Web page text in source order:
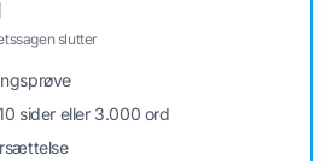
slutter
sider eller 3.000 ord